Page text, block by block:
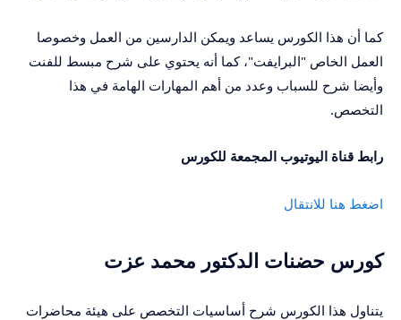
كما أن هذا الكورس يساعد ويمكن الدارسين من العمل وخصوصا
العمل الخاص "البرايفت"، كما أنه يحتوي على شرح مبسط للفنت
وأيضا شرح للسباب وعدد من أهم المهارات الهامة في هذا
التخصص.
رابط قناة اليوتيوب المجمعة للكورس
اضغط هنا للانتقال
كورس حضنات الدكتور محمد عزت
يتناول هذا الكورس شرح أساسيات التخصص على هيئة محاضرات